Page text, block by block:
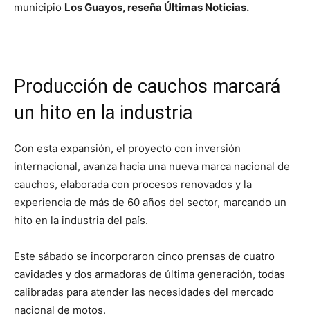
municipio Los Guayos, reseña Últimas Noticias.
Producción de cauchos marcará
un hito en la industria
Con esta expansión, el proyecto con inversión
internacional, avanza hacia una nueva marca nacional de
cauchos, elaborada con procesos renovados y la
experiencia de más de 60 años del sector, marcando un
hito en la industria del país.
Este sábado se incorporaron cinco prensas de cuatro
cavidades y dos armadoras de última generación, todas
calibradas para atender las necesidades del mercado
nacional de motos.